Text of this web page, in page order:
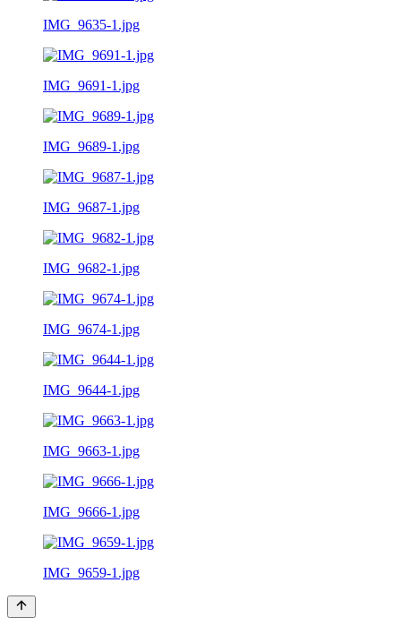
IMG_9635-1.jpg
IMG_9691-1.jpg
IMG_9689-1.jpg
IMG_9687-1.jpg
IMG_9682-1.jpg
IMG_9674-1.jpg
IMG_9644-1.jpg
IMG_9663-1.jpg
IMG_9666-1.jpg
IMG_9659-1.jpg